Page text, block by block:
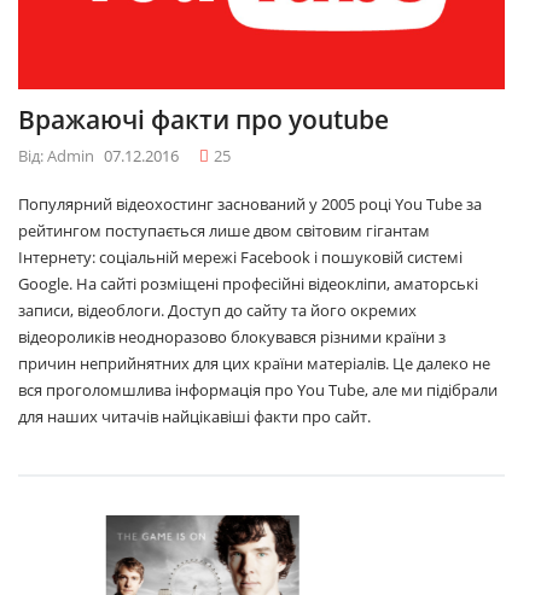
Вражаючі факти про youtube
Від: Admin 07.12.2016 25
Популярний відеохостинг заснований у 2005 році You Tube за
рейтингом поступається лише двом світовим гігантам
Інтернету: соціальній мережі Facebook і пошуковій системі
Google. На сайті розміщені професійні відеокліпи, аматорські
записи, відеоблоги. Доступ до сайту та його окремих
відеороликів неодноразово блокувався різними країни з
причин неприйнятних для цих країни матеріалів. Це далеко не
вся проголомшлива інформація про You Tube, але ми підібрали
для наших читачів найцікавіші факти про сайт.